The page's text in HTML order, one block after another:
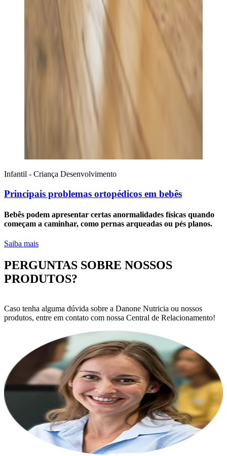
Infantil - Criança Desenvolvimento
Principais problemas ortopédicos em bebês
Bebês podem apresentar certas anormalidades físicas quando
começam a caminhar, como pernas arqueadas ou pés planos.
Saiba mais
PERGUNTAS SOBRE NOSSOS
PRODUTOS?
Caso tenha alguma dúvida sobre a Danone Nutricia ou nossos
produtos, entre em contato com nossa Central de Relacionamento!